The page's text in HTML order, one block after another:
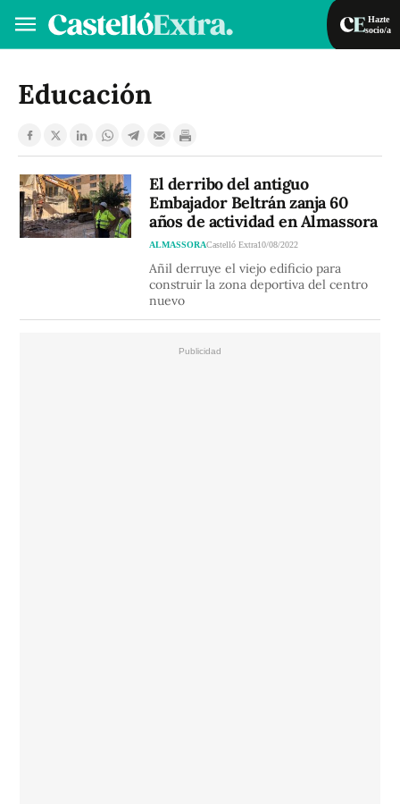
Hazte
socio/a
VA
Educación
El derribo del antiguo
Embajador Beltrán zanja 60
años de actividad en Almassora
ALMASSORACastelló Extra10/08/2022
Añil derruye el viejo edificio para
construir la zona deportiva del centro
nuevo